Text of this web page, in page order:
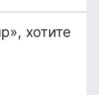
хотите